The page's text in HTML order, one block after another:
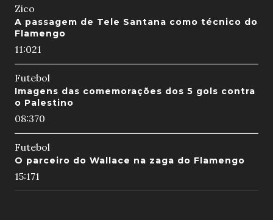
Zico
A passagem de Tele Santana como técnico do
Flamengo
11:021
Futebol
Imagens das comemorações dos 5 gols contra
o Palestino
08:370
Futebol
O parceiro do Wallace na zaga do Flamengo
15:171